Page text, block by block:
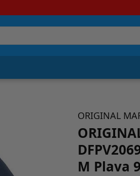
ORIGINAL
M Plava